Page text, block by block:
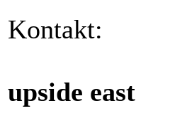
Kontakt:
upside east